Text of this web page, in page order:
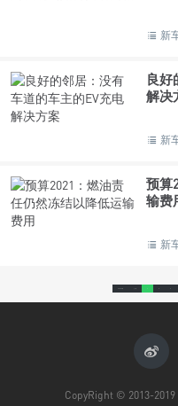
新
良好
解决
新
预算
输费
新
CopyRight © 2013-